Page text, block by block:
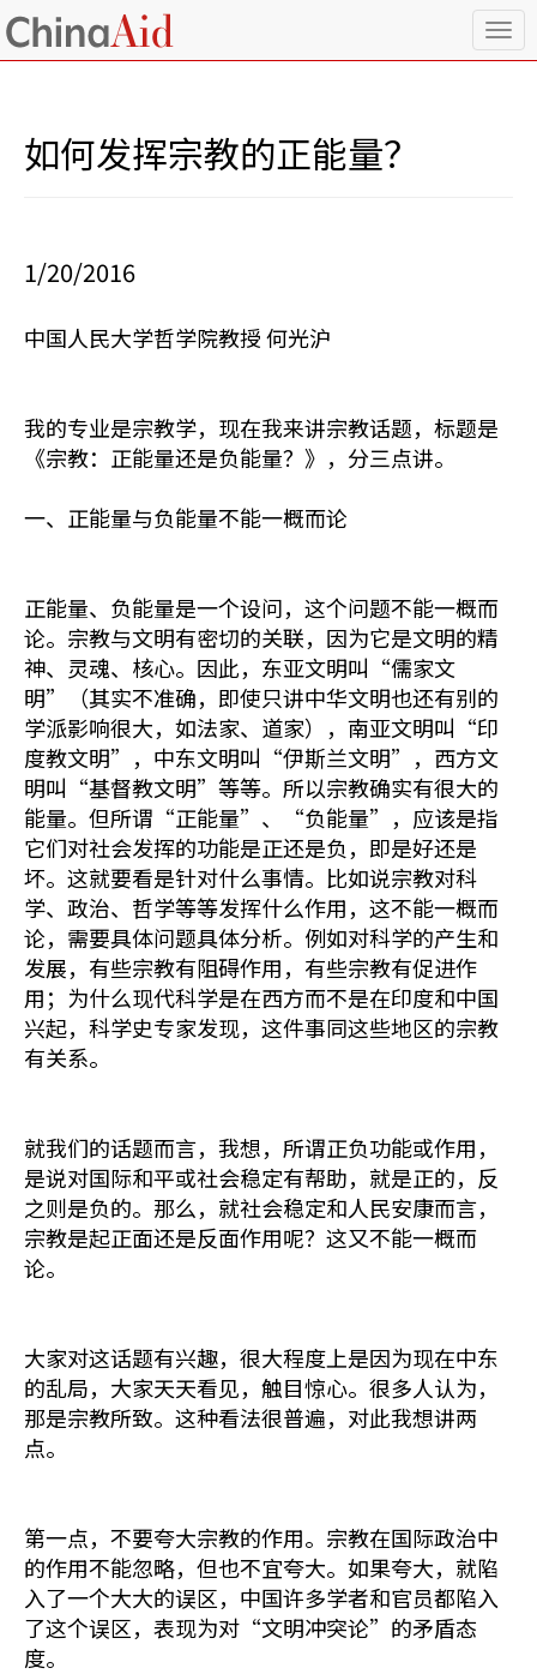
T
o
如何发挥宗教的正能量？
1/20/2016
中国人民大学哲学院教授 何光沪
我的专业是宗教学，现在我来讲宗教话题，标题是
《宗教：正能量还是负能量？》，分三点讲。
一、正能量与负能量不能一概而论
正能量、负能量是一个设问，这个问题不能一概而
论。宗教与文明有密切的关联，因为它是文明的精
神、灵魂、核心。因此，东亚文明叫“儒家文
明”（其实不准确，即使只讲中华文明也还有别的
学派影响很大，如法家、道家），南亚文明叫“印
度教文明”，中东文明叫“伊斯兰文明”，西方文
明叫“基督教文明”等等。所以宗教确实有很大的
能量。但所谓“正能量”、“负能量”，应该是指
它们对社会发挥的功能是正还是负，即是好还是
坏。这就要看是针对什么事情。比如说宗教对科
学、政治、哲学等等发挥什么作用，这不能一概而
论，需要具体问题具体分析。例如对科学的产生和
发展，有些宗教有阻碍作用，有些宗教有促进作
用；为什么现代科学是在西方而不是在印度和中国
兴起，科学史专家发现，这件事同这些地区的宗教
有关系。
就我们的话题而言，我想，所谓正负功能或作用，
是说对国际和平或社会稳定有帮助，就是正的，反
之则是负的。那么，就社会稳定和人民安康而言，
宗教是起正面还是反面作用呢？这又不能一概而
论。
大家对这话题有兴趣，很大程度上是因为现在中东
的乱局，大家天天看见，触目惊心。很多人认为，
那是宗教所致。这种看法很普遍，对此我想讲两
点。
第一点，不要夸大宗教的作用。宗教在国际政治中
的作用不能忽略，但也不宜夸大。如果夸大，就陷
入了一个大大的误区，中国许多学者和官员都陷入
了这个误区，表现为对“文明冲突论”的矛盾态
度。